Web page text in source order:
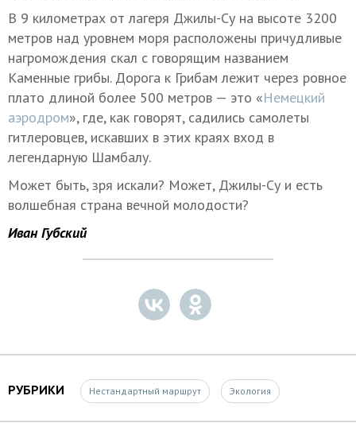
В 9 километрах от лагеря Джилы-Су на высоте 3200
метров над уровнем моря расположены причудливые
нагромождения скал с говорящим названием
Каменные грибы. Дорога к Грибам лежит через ровное
плато длиной более 500 метров — это «Немецкий
аэродром», где, как говорят, садились самолеты
гитлеровцев, искавших в этих краях вход в
легендарную Шамбалу.
Может быть, зря искали? Может, Джилы-Су и есть
волшебная страна вечной молодости?
Иван Губский
РУБРИКИ Нестандартный маршрут Экология